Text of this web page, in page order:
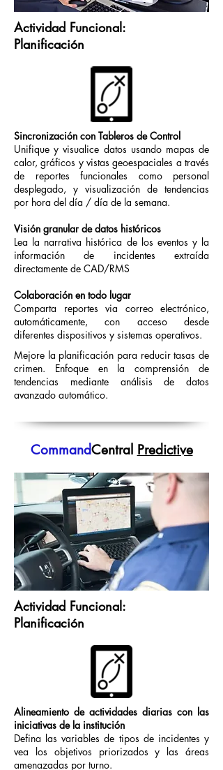
Actividad Funcional:
Planificación
Sincronización con Tableros de Control
Unifique y visualice datos usando mapas de
calor, gráficos y vistas geoespaciales a través
de reportes funcionales como personal
desplegado, y visualización de tendencias
por hora del día / día de la semana.
Visión granular de datos históricos
Lea la narrativa histórica de los eventos y la
información de incidentes extraída
directamente de CAD/RMS
Colaboración en todo lugar
Comparta reportes via correo electrónico,
automáticamente, con acceso desde
diferentes dispositivos y sistemas operativos.
Mejore la planificación para reducir tasas de
crimen. Enfoque en la comprensión de
tendencias mediante análisis de datos
avanzado automático.
CommandCentral Predictive
Actividad Funcional:
Planificación
Alineamiento de actividades diarias con las
iniciativas de la institución
Defina las variables de tipos de incidentes y
vea los objetivos priorizados y las áreas
amenazadas por turno.